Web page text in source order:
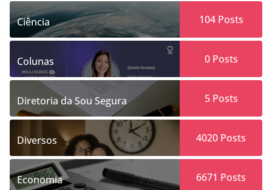
Ciência 104Posts
Colunas 0Posts
Diretoria da Sou Segura 5Posts
Diversos 4020 Posts
Economia 6671 Posts